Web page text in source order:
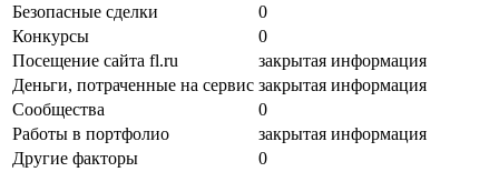
Безопасные сделки
0
Конкурсы
0
Посещение сайта fl.ru
закрытая информация
Деньги, потраченные на сервис закрытая информация
Сообщества
0
Работы в портфолио
закрытая информация
Другие факторы
0